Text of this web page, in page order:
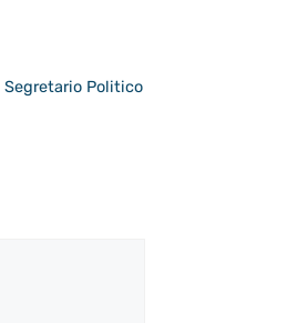
Segretario Politico